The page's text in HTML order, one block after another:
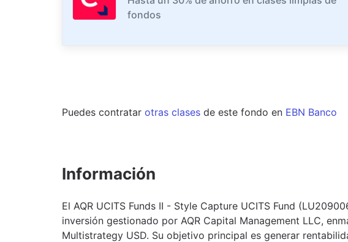
fondos
Puedes contratar otras clases de este fondo en EBN Banco
Información
El AQR UCITS Funds II - Style Capture UCITS Fund
inversión gestionado por AQR Capital Management LLC,
Multistrategy USD. Su objetivo principal es generar